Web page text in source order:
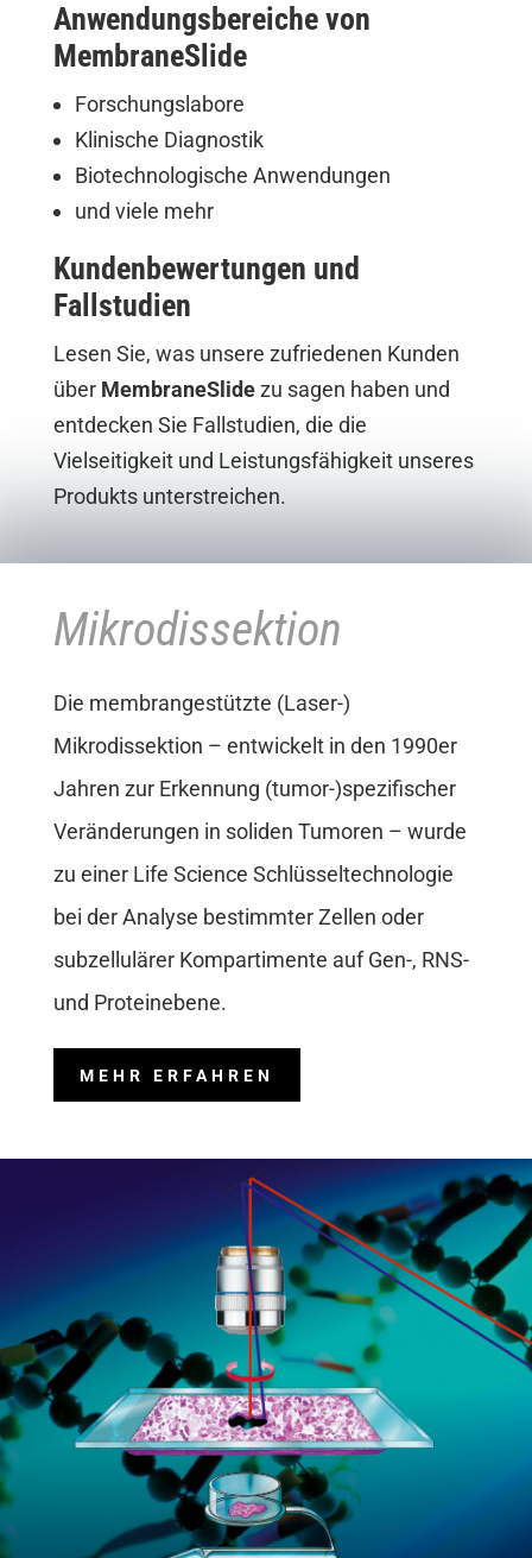
Anwendungsbereiche von
MembraneSlide
Forschungslabore
Klinische Diagnostik
Biotechnologische Anwendungen
und viele mehr
Kundenbewertungen und
Fallstudien
Lesen Sie, was unsere zufriedenen Kunden
über MembraneSlidezu sagen haben und
entdecken Sie Fallstudien, die die
Vielseitigkeit und Leistungsfähigkeit unseres
Produkts unterstreichen.
Mikrodissektion
Die membrangestützte (Laser-)
Mikrodissektion – entwickelt in den 1990er
Jahren zur Erkennung (tumor-)spezifischer
Veränderungen in soliden Tumoren – wurde
zu einer Life Science Schlüsseltechnologie
bei der Analyse bestimmter Zellen oder
subzellulärer Kompartimente auf Gen-, RNS-
und Proteinebene.
MEHR ERFAHREN